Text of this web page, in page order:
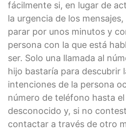
fácilmente si, en lugar de
la urgencia de los
parar por unos minutos y
persona con la que está
ser. Solo una llamada al
hijo bastaría para descubrir
intenciones de la persona
número de teléfono hasta
desconocido y, si no
contactar a través de otro